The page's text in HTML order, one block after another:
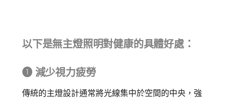
以下是無主燈照明對健康的具體好處：
➊ 減少視力疲勞
傳統的主燈設計通常將光線集中於空間的中央，強